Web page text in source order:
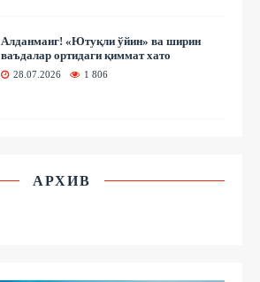
Алданманг! «Ютуқли ўйин» ва ширин
ваъдалар ортидаги қиммат хато
28.07.2026 1 806
АРХИВ